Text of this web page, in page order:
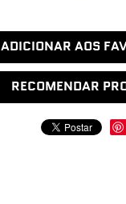
ADICIONAR AOS
RECOMENDAR